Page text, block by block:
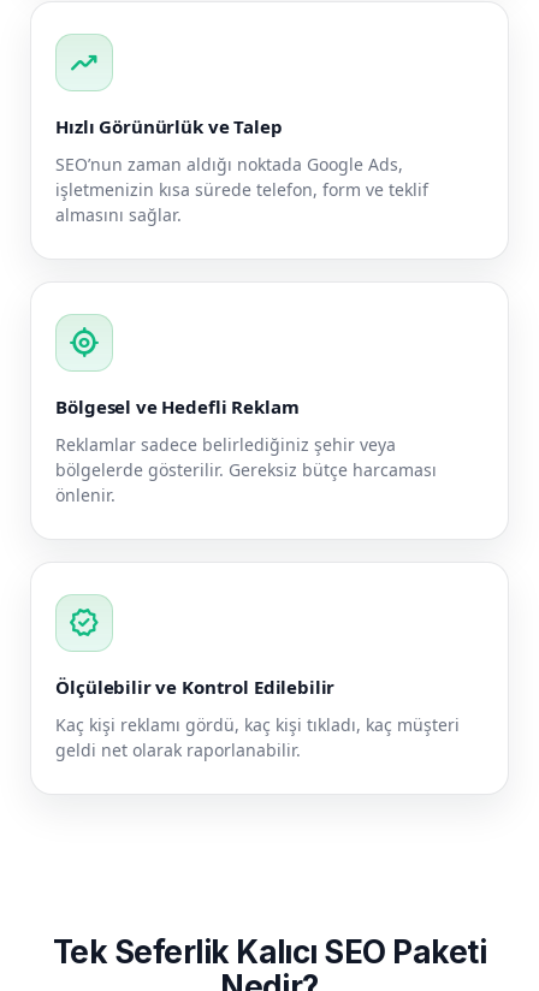
trending_up
Hızlı Görünürlük ve Talep
SEO’nun zaman aldığı noktada Google Ads,
işletmenizin kısa sürede telefon, form ve teklif
almasını sağlar.
my_location
Bölgesel ve Hedefli Reklam
Reklamlar sadece belirlediğiniz şehir veya
bölgelerde gösterilir. Gereksiz bütçe harcaması
önlenir.
verified
Ölçülebilir ve Kontrol Edilebilir
Kaç kişi reklamı gördü, kaç kişi tıkladı, kaç müşteri
geldi net olarak raporlanabilir.
Tek Seferlik Kalıcı SEO Paketi